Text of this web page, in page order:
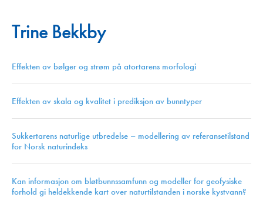
Trine Bekkby
Effekten av bølger og strøm på atortarens morfologi
Effekten av skala og kvalitet i prediksjon av bunntyper
Sukkertarens naturlige utbredelse – modellering av referansetilstand
for Norsk naturindeks
Kan informasjon om bløtbunnssamfunn og modeller for geofysiske
forhold gi heldekkende kart over naturtilstanden i norske kystvann?